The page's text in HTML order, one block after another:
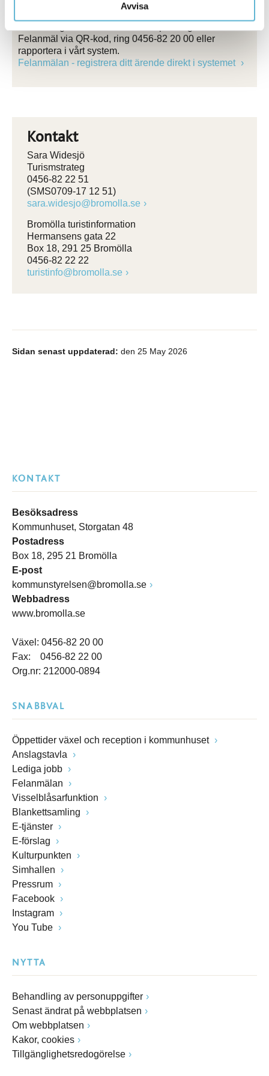
Avvisa
Felanmäl via QR-kod, ring 0456-82 20 00 eller
rapportera i vårt system.
Felanmälan - registrera ditt ärende direkt i systemet
Kontakt
Sara Widesjö
Turismstrateg
0456-82 22 51
(SMS0709-17 12 51)
sara.widesjo@bromolla.se
Bromölla turistinformation
Hermansens gata 22
Box 18, 291 25 Bromölla
0456-82 22 22
turistinfo@bromolla.se
Sidan senast uppdaterad: den 25 May 2026
KONTAKT
Besöksadress
Kommunhuset, Storgatan 48
Postadress
Box 18, 295 21 Bromölla
E-post
kommunstyrelsen@bromolla.se
Webbadress
www.bromolla.se
Växel: 0456-82 20 00
Fax: 0456-82 22 00
Org.nr: 212000-0894
SNABBVAL
Öppettider växel och reception i kommunhuset
Anslagstavla
Lediga jobb
Felanmälan
Visselblåsarfunktion
Blankettsamling
E-tjänster
E-förslag
Kulturpunkten
Simhallen
Pressrum
Facebook
Instagram
You Tube
NYTTA
Behandling av personuppgifter
Senast ändrat på webbplatsen
Om webbplatsen
Kakor, cookies
Tillgänglighetsredogörelse